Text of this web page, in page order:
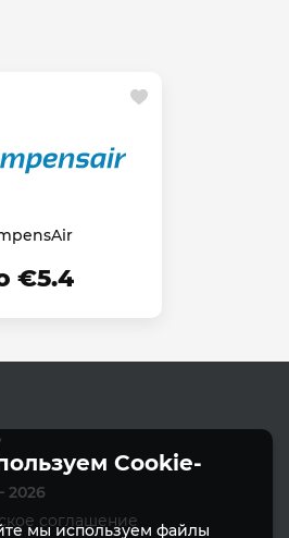
€5.4
2026
соглашение
Cookie-
мы используем файлы